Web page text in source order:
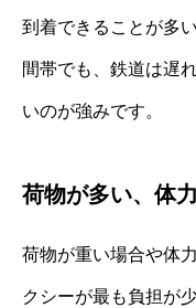
到着できることが多
間帯でも、鉄道は遅
いのが強みです。
荷物が多い、体
荷物が重い場合や体
クシーが最も負担が